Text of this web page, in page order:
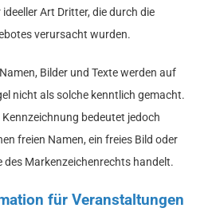
Art Dritter, die durch die
verursacht wurden.
Bilder und Texte werden auf
nicht als solche kenntlich gemacht.
Kennzeichnung bedeutet jedoch
freien Namen, ein freies Bild oder
des Markenzeichenrechts handelt.
für Veranstaltungen